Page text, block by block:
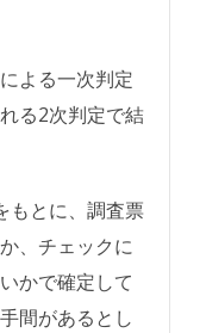
よる一次判定
る2次判定で結
もとに、調査票
、チェックに
かで確定して
間があるとし